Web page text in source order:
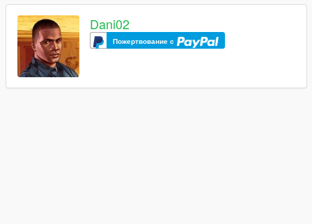
Dani02
Пожертвование с